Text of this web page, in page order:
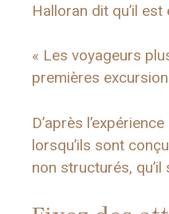
Halloran dit qu’il
« Les voyageurs
premières
D’après
lorsqu’ils sont
non structurés,